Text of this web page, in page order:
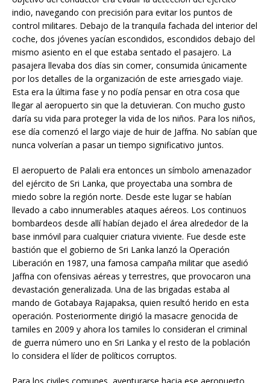
indio, navegando con precisión para evitar los puntos de
control militares. Debajo de la tranquila fachada del interior del
coche, dos jóvenes yacían escondidos, escondidos debajo del
mismo asiento en el que estaba sentado el pasajero. La
pasajera llevaba dos días sin comer, consumida únicamente
por los detalles de la organización de este arriesgado viaje.
Esta era la última fase y no podía pensar en otra cosa que
llegar al aeropuerto sin que la detuvieran. Con mucho gusto
daría su vida para proteger la vida de los niños. Para los niños,
ese día comenzó el largo viaje de huir de Jaffna. No sabían que
nunca volverían a pasar un tiempo significativo juntos.
El aeropuerto de Palali era entonces un símbolo amenazador
del ejército de Sri Lanka, que proyectaba una sombra de
miedo sobre la región norte. Desde este lugar se habían
llevado a cabo innumerables ataques aéreos. Los continuos
bombardeos desde allí habían dejado el área alrededor de la
base inmóvil para cualquier criatura viviente. Fue desde este
bastión que el gobierno de Sri Lanka lanzó la Operación
Liberación en 1987, una famosa campaña militar que asedió
Jaffna con ofensivas aéreas y terrestres, que provocaron una
devastación generalizada. Una de las brigadas estaba al
mando de Gotabaya Rajapaksa, quien resultó herido en esta
operación. Posteriormente dirigió la masacre genocida de
tamiles en 2009 y ahora los tamiles lo consideran el criminal
de guerra número uno en Sri Lanka y el resto de la población
lo considera el líder de políticos corruptos.